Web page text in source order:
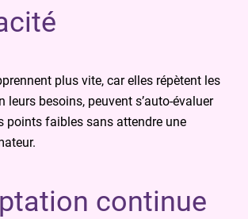
plus vite, car elles répètent les
leurs besoins, peuvent s’auto-évaluer
points faibles sans attendre une
continue